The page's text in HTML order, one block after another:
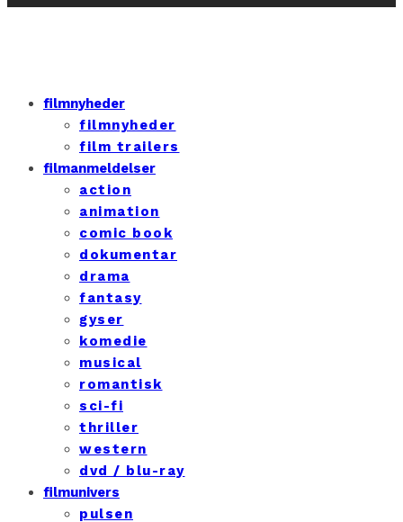
filmnyheder
filmnyheder
film trailers
filmanmeldelser
action
animation
comic book
dokumentar
drama
fantasy
gyser
komedie
musical
romantisk
sci-fi
thriller
western
dvd / blu-ray
filmunivers
pulsen